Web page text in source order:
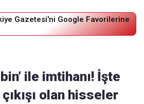
Gazetesi'ni Google Favorilerine
ile imtihanı! İşte
olan hisseler